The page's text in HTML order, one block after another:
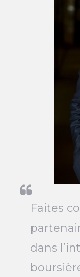
Faites
dans